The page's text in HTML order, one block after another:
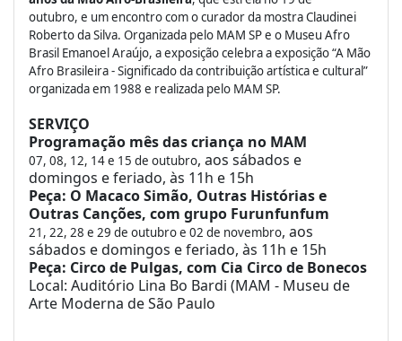
outubro, e um encontro com o curador da mostra Claudinei
Roberto da Silva. Organizada pelo MAM SP e o Museu Afro
Brasil Emanoel Araújo, a exposição celebra a exposição “A Mão
Afro Brasileira - Significado da contribuição artística e cultural”
organizada em 1988 e realizada pelo MAM SP.
SERVIÇO
Programação mês das criança no MAM
07, 08, 12, 14 e 15 de outubro, aos sábados e
domingos e feriado, às 11h e 15h
Peça: O Macaco Simão, Outras Histórias e
Outras Canções, com grupo Furunfunfum
21, 22, 28 e 29 de outubro e 02 de novembro, aos
sábados e domingos e feriado, às 11h e 15h
Peça: Circo de Pulgas, com Cia Circo de Bonecos
Local: Auditório Lina Bo Bardi (MAM - Museu de
Arte Moderna de São Paulo